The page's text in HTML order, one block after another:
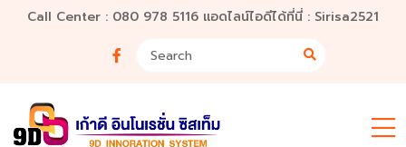
Call Center : 080 978 5116 แอดไลน์ไอดีได้ที่นี่ : Sirisa2521